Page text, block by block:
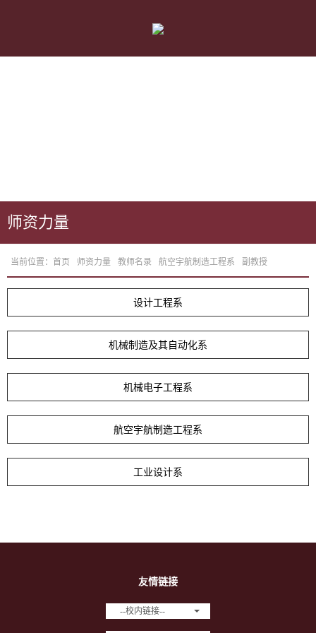
师资力量
当前位置： 首页 师资力量 教师名录 航空宇航制造工程系 副教授
设计工程系
机械制造及其自动化系
机械电子工程系
航空宇航制造工程系
工业设计系
友情链接
--校内链接--